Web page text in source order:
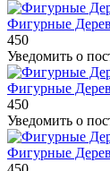
Фигурные
450
Уведомить о
Фигурные
450
Уведомить о
Фигурные